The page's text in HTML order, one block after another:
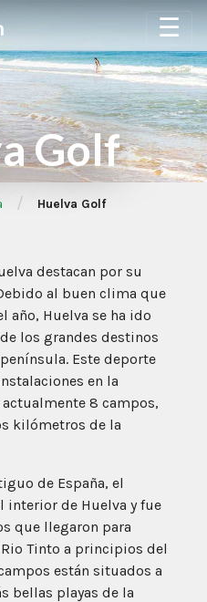
☰
Golf
/ Huelva Golf
destacan por su
al buen clima que
año, Huelva se ha ido
los grandes destinos
Este deporte
en la
8 campos,
kilómetros de la
de España, el
interior de Huelva y fue
que llegaron para
Tinto a principios del
están situados a
bellas playas de la